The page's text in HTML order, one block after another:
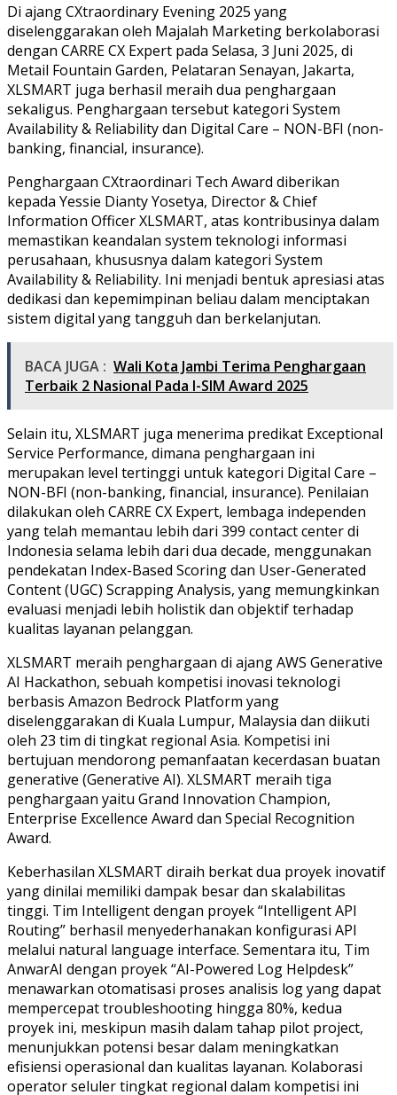
Di ajang CXtraordinary Evening 2025 yang
diselenggarakan oleh Majalah Marketing berkolaborasi
dengan CARRE CX Expert pada Selasa, 3 Juni 2025, di
Metail Fountain Garden, Pelataran Senayan, Jakarta,
XLSMART juga berhasil meraih dua penghargaan
sekaligus. Penghargaan tersebut kategori System
Availability & Reliability dan Digital Care – NON-BFI (non-
banking, financial, insurance).
Penghargaan CXtraordinari Tech Award diberikan
kepada Yessie Dianty Yosetya, Director & Chief
Information Officer XLSMART, atas kontribusinya dalam
memastikan keandalan system teknologi informasi
perusahaan, khususnya dalam kategori System
Availability & Reliability. Ini menjadi bentuk apresiasi atas
dedikasi dan kepemimpinan beliau dalam menciptakan
sistem digital yang tangguh dan berkelanjutan.
BACA JUGA : Wali Kota Jambi Terima Penghargaan
Terbaik 2 Nasional Pada I-SIM Award 2025
Selain itu, XLSMART juga menerima predikat Exceptional
Service Performance, dimana penghargaan ini
merupakan level tertinggi untuk kategori Digital Care –
NON-BFI (non-banking, financial, insurance). Penilaian
dilakukan oleh CARRE CX Expert, lembaga independen
yang telah memantau lebih dari 399 contact center di
Indonesia selama lebih dari dua decade, menggunakan
pendekatan Index-Based Scoring dan User-Generated
Content (UGC) Scrapping Analysis, yang memungkinkan
evaluasi menjadi lebih holistik dan objektif terhadap
kualitas layanan pelanggan.
XLSMART meraih penghargaan di ajang AWS Generative
AI Hackathon, sebuah kompetisi inovasi teknologi
berbasis Amazon Bedrock Platform yang
diselenggarakan di Kuala Lumpur, Malaysia dan diikuti
oleh 23 tim di tingkat regional Asia. Kompetisi ini
bertujuan mendorong pemanfaatan kecerdasan buatan
generative (Generative AI). XLSMART meraih tiga
penghargaan yaitu Grand Innovation Champion,
Enterprise Excellence Award dan Special Recognition
Award.
Keberhasilan XLSMART diraih berkat dua proyek inovatif
yang dinilai memiliki dampak besar dan skalabilitas
tinggi. Tim Intelligent dengan proyek “Intelligent API
Routing” berhasil menyederhanakan konfigurasi API
melalui natural language interface. Sementara itu, Tim
AnwarAI dengan proyek “AI-Powered Log Helpdesk”
menawarkan otomatisasi proses analisis log yang dapat
mempercepat troubleshooting hingga 80%, kedua
proyek ini, meskipun masih dalam tahap pilot project,
menunjukkan potensi besar dalam meningkatkan
efisiensi operasional dan kualitas layanan. Kolaborasi
operator seluler tingkat regional dalam kompetisi ini